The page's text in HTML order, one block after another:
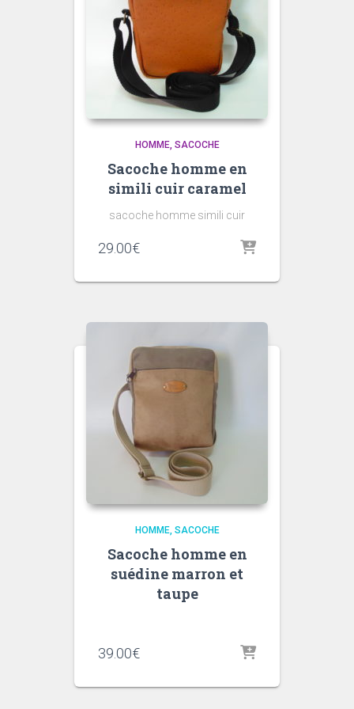
HOMME SACOCHE
Sacoche homme en
simili cuir caramel
sacoche homme simili cuir
29.00€
HOMME SACOCHE
Sacoche homme en
suédine marron et
taupe
39.00€